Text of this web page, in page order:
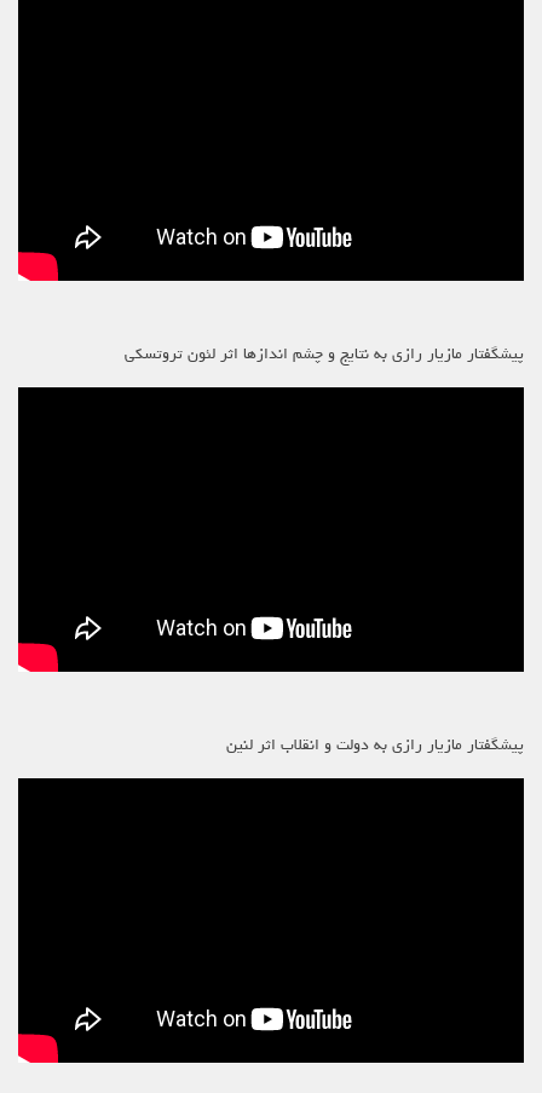
پیشگفتار مازیار رازی به نتایج و چشم اندازها اثر لئون تروتسکی
پیشگفتار مازیار رازی به دولت و انقلاب اثر لنین